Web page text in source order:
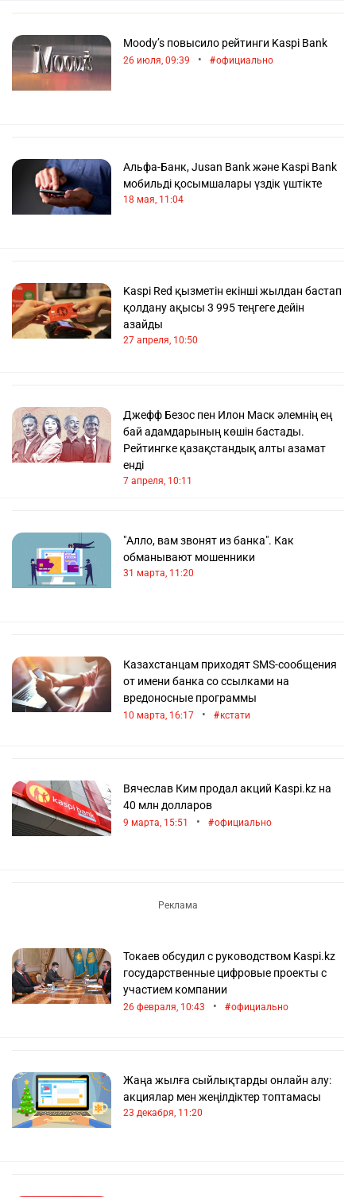
Moody’s повысило рейтинги Kaspi Bank
26 июля, 09:39 • официально
Альфа-Банк, Jusan Bank және Kaspi Bank
мобильді қосымшалары үздік үштікте
18 мая, 11:04
Kaspi Red қызметін екінші жылдан бастап
қолдану ақысы 3 995 теңгеге дейін
азайды
27 апреля, 10:50
Джефф Безос пен Илон Маск әлемнің ең
бай адамдарының көшін бастады.
Рейтингке қазақстандық алты азамат
енді
7 апреля, 10:11
"Алло, вам звонят из банка". Как
обманывают мошенники
31 марта, 11:20
Казахстанцам приходят SMS-сообщения
от имени банка со ссылками на
вредоносные программы
10 марта, 16:17 • кстати
Вячеслав Ким продал акций Kaspi.kz на
40 млн долларов
9 марта, 15:51 • официально
Токаев обсудил с руководством Kaspi.kz
государственные цифровые проекты с
участием компании
26 февраля, 10:43 • официально
Жаңа жылға сыйлықтарды онлайн алу:
акциялар мен жеңілдіктер топтамасы
23 декабря, 11:20